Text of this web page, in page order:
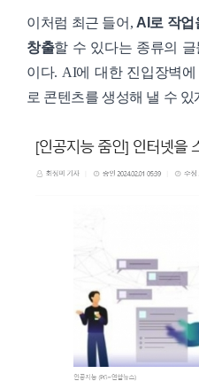
이처럼 최근 들어, AI로 작업
창출할 수 있다는 종류의
이다. AI에 대한 진입장벽
로 콘텐츠를 생성해 낼 수